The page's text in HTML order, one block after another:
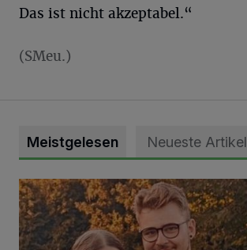
Das ist nicht akzeptabel.“
(SMeu.)
Meistgelesen Neueste Artikel
Mit Herzblut die Gemeinschaft leben